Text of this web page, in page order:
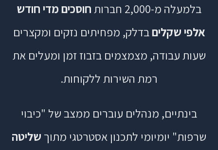
בלמעלה מ-2,000 חברות
חוסכים מדי חודש
אלפי שקליםבדלק, מפחיתים נזקים ומקצרים
שעות עבודה, מצמצמים בזבוז זמן ומעלים את
רמת השירות ללקוחות.
בינתיים, מנהלים עוברים ממצב של "כיבוי
שרפות" יומיומי לתכנון אסטרטגי מתוך שליטה